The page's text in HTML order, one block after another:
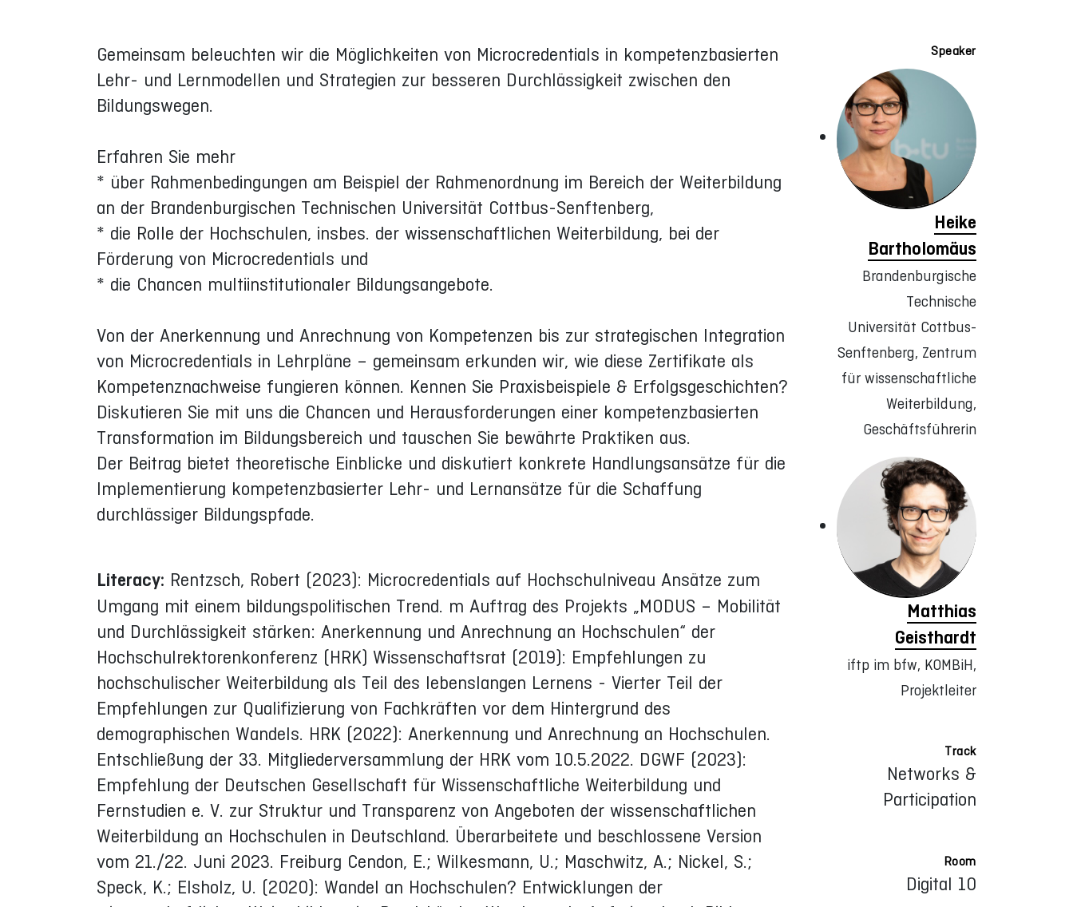
Gemeinsam beleuchten wir die Möglichkeiten von Microcredentials in kompetenzbasierten
Lehr- und Lernmodellen und Strategien zur besseren Durchlässigkeit zwischen den
Bildungswegen.
Erfahren Sie mehr
* über Rahmenbedingungen am Beispiel der Rahmenordnung im Bereich der Weiterbildung
an der Brandenburgischen Technischen Universität Cottbus-Senftenberg,
* die Rolle der Hochschulen, insbes. der wissenschaftlichen Weiterbildung, bei der
Förderung von Microcredentials und
* die Chancen multiinstitutionaler Bildungsangebote.
Von der Anerkennung und Anrechnung von Kompetenzen bis zur strategischen Integration
von Microcredentials in Lehrpläne – gemeinsam erkunden wir, wie diese Zertifikate als
Kompetenznachweise fungieren können. Kennen Sie Praxisbeispiele & Erfolgsgeschichten?
Diskutieren Sie mit uns die Chancen und Herausforderungen einer kompetenzbasierten
Transformation im Bildungsbereich und tauschen Sie bewährte Praktiken aus.
Der Beitrag bietet theoretische Einblicke und diskutiert konkrete Handlungsansätze für die
Implementierung kompetenzbasierter Lehr- und Lernansätze für die Schaffung
durchlässiger Bildungspfade.
Literacy: Rentzsch, Robert (2023): Microcredentials auf Hochschulniveau Ansätze zum
Umgang mit einem bildungspolitischen Trend. m Auftrag des Projekts „MODUS – Mobilität
und Durchlässigkeit stärken: Anerkennung und Anrechnung an Hochschulen“ der
Hochschulrektorenkonferenz (HRK) Wissenschaftsrat (2019): Empfehlungen zu
hochschulischer Weiterbildung als Teil des lebenslangen Lernens - Vierter Teil der
Empfehlungen zur Qualifizierung von Fachkräften vor dem Hintergrund des
demographischen Wandels. HRK (2022): Anerkennung und Anrechnung an Hochschulen.
Entschließung der 33. Mitgliederversammlung der HRK vom 10.5.2022. DGWF (2023):
Empfehlung der Deutschen Gesellschaft für Wissenschaftliche Weiterbildung und
Fernstudien e. V. zur Struktur und Transparenz von Angeboten der wissenschaftlichen
Weiterbildung an Hochschulen in Deutschland. Überarbeitete und beschlossene Version
vom 21./22. Juni 2023. Freiburg Cendon, E.; Wilkesmann, U.; Maschwitz, A.; Nickel, S.;
Speck, K.; Elsholz, U. (2020): Wandel an Hochschulen? Entwicklungen der
Speaker
Heike
Bartholomäus
Brandenburgische
Technische
Universität Cottbus-
Senftenberg, Zentrum
für wissenschaftliche
Weiterbildung,
Geschäftsführerin
Matthias
Geisthardt
iftp im bfw, KOMBiH,
Projektleiter
Track
Networks &
Participation
Room
Digital 10